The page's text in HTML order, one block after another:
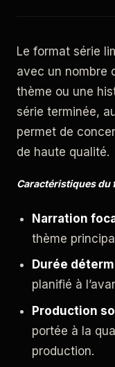
Le format série
avec un nombre
thème ou une
série terminée,
permet de
de haute qualité.
Caractéristiques du
Narration
thème
Durée
planifié à
Production
portée à la
production.